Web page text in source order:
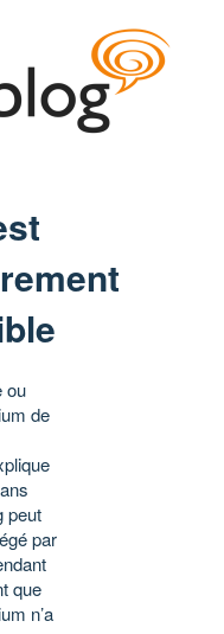
ou
de
peut
par
que
n’a